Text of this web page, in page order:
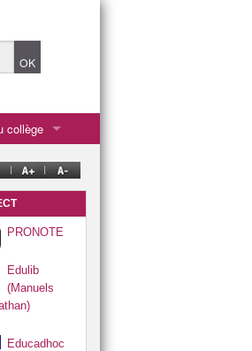
collège
du midi
de documentation et d’information (CDI)
et écodélégués
et options
PRONOTE
Edulib
(Manuels
Educadhoc